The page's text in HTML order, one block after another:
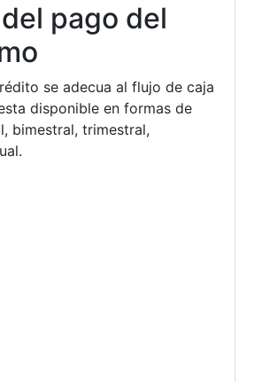
pago del
se adecua al flujo de caja
disponible en formas de
bimestral, trimestral,